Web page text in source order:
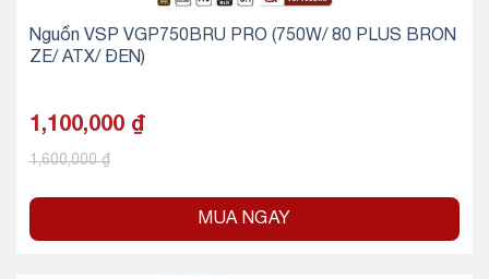
Nguồn VSP VGP750BRU PRO (750W/ 80 PLUS BRON
ZE/ ATX/ ĐEN)
1,100,000 ₫
1,600,000₫
MUA NGAY